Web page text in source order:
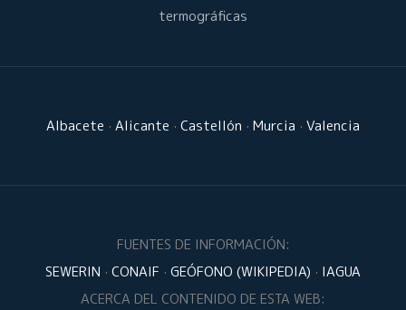
termográficas
Albacete · Alicante · Castellón · Murcia · Valencia
FUENTES DE INFORMACIÓN:
SEWERIN · CONAIF · GEÓFONO (WIKIPEDIA) · IAGUA
ACERCA DEL CONTENIDO DE ESTA WEB: